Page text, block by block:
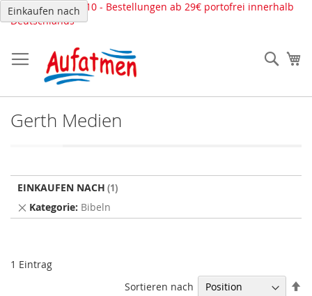
Direkt
zum
Tel.: 02261-639110 - Bestellungen ab 29€ portofrei innerhalb
Deutschlands
Gerth Medien
1 Eintrag
Sortieren nach
Einkaufen nach
EINKAUFEN NACH
Kategorie Bibeln
Dies
entfernen